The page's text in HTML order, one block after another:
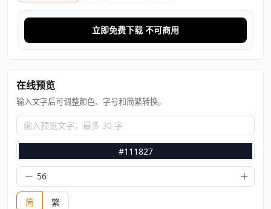
立即免费下载 不可商用
在线预览
输入文字后可调整颜色、字号和简繁转换。
输入预览文字，最多 30 字
#111827
简 繁